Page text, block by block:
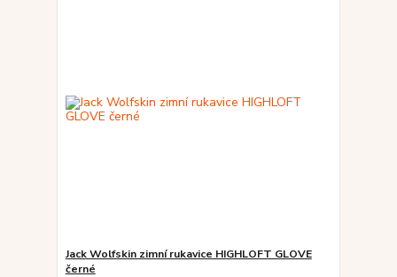
Jack Wolfskin zimní rukavice HIGHLOFT GLOVE
černé